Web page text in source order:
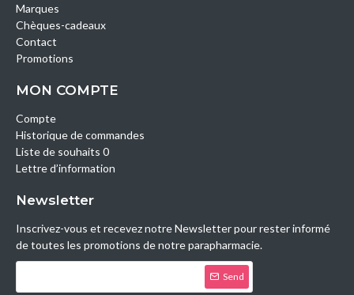
Marques
Chèques-cadeaux
Contact
Promotions
MON COMPTE
Compte
Historique de commandes
Liste de souhaits 0
Lettre d’information
Newsletter
Inscrivez-vous et recevez notre Newsletter pour rester informé
de toutes les promotions de notre parapharmacie.
Send